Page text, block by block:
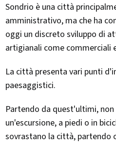
Sondrio è una città
amministrativo, ma che ha
oggi un discreto sviluppo di
artigianali come commerciali
La città presenta vari punti
paesaggistici.
Partendo da quest'ultimi,
un'escursione, a piedi o in
sovrastano la città, partendo